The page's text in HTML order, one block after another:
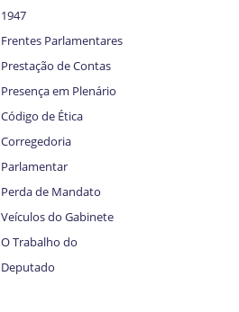
1947
Frentes Parlamentares
Prestação de Contas
Presença em Plenário
Código de Ética
Corregedoria
Parlamentar
Perda de Mandato
Veículos do Gabinete
O Trabalho do
Deputado